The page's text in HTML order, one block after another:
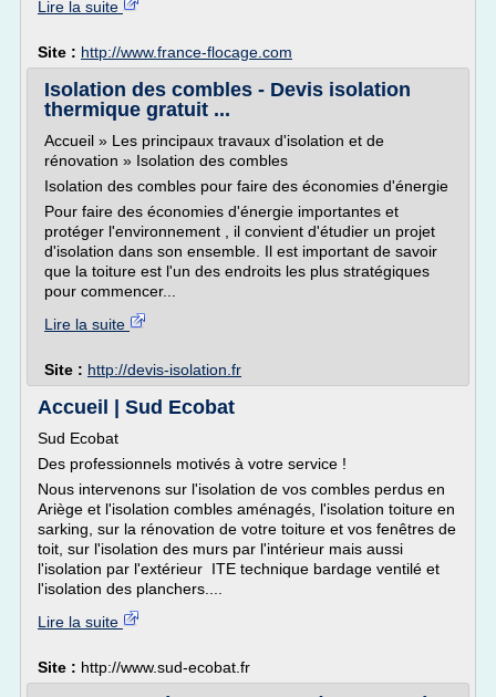
Lire la suite
Site : http://www.france-flocage.com
Isolation des combles - Devis isolation
thermique gratuit ...
Accueil » Les principaux travaux d'isolation et de
rénovation » Isolation des combles
Isolation des combles pour faire des économies d'énergie
Pour faire des économies d'énergie importantes et
protéger l'environnement , il convient d'étudier un projet
d'isolation dans son ensemble. Il est important de savoir
que la toiture est l'un des endroits les plus stratégiques
pour commencer...
Lire la suite
Site : http://devis-isolation.fr
Accueil | Sud Ecobat
Sud Ecobat
Des professionnels motivés à votre service !
Nous intervenons sur l'isolation de vos combles perdus en
Ariège et l'isolation combles aménagés, l'isolation toiture en
sarking, sur la rénovation de votre toiture et vos fenêtres de
toit, sur l'isolation des murs par l'intérieur mais aussi
l'isolation par l'extérieur ITE technique bardage ventilé et
l'isolation des planchers....
Lire la suite
Site : http://www.sud-ecobat.fr